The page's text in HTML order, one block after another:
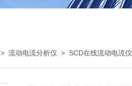
>流动电流分析仪 > SCD在线流动电流仪